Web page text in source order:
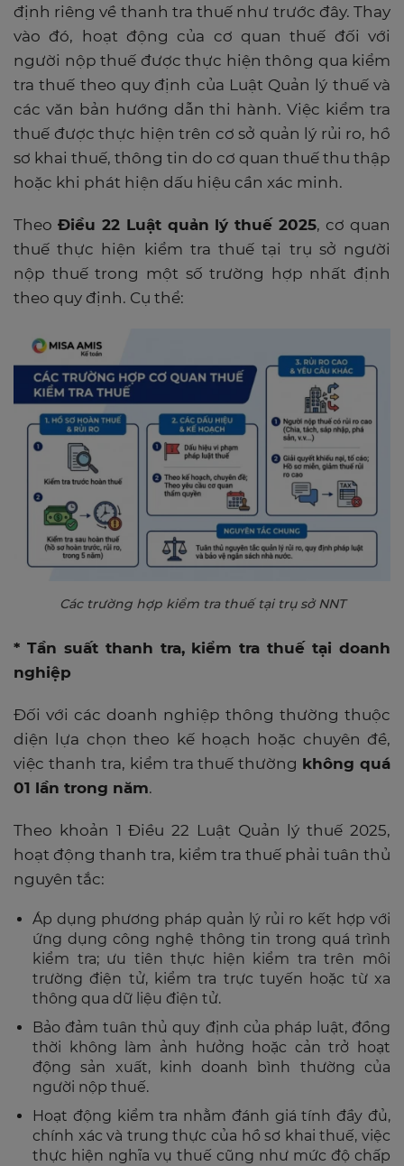
định riêng về thanh tra thuế như trước đây. Thay
vào đó, hoạt động của cơ quan thuế đối với
người nộp thuế được thực hiện thông qua kiểm
tra thuế theo quy định của Luật Quản lý thuế và
các văn bản hướng dẫn thi hành. Việc kiểm tra
thuế được thực hiện trên cơ sở quản lý rủi ro, hồ
sơ khai thuế, thông tin do cơ quan thuế thu thập
hoặc khi phát hiện dấu hiệu cần xác minh.
Theo Điều 22 Luật quản lý thuế 2025, cơ quan
thuế thực hiện kiểm tra thuế tại trụ sở người
nộp thuế trong một số trường hợp nhất định
theo quy định. Cụ thể:
Các trường hợp kiểm tra thuế tại trụ sở NNT
* Tần suất thanh tra, kiểm tra thuế tại doanh
nghiệp
Đối với các doanh nghiệp thông thường thuộc
diện lựa chọn theo kế hoạch hoặc chuyên đề,
việc thanh tra, kiểm tra thuế thường không quá
01 lần trong năm.
Theo khoản 1 Điều 22 Luật Quản lý thuế 2025,
hoạt động thanh tra, kiểm tra thuế phải tuân thủ
nguyên tắc:
Áp dụng phương pháp quản lý rủi ro kết hợp với
ứng dụng công nghệ thông tin trong quá trình
kiểm tra; ưu tiên thực hiện kiểm tra trên môi
trường điện tử, kiểm tra trực tuyến hoặc từ xa
thông qua dữ liệu điện tử.
Bảo đảm tuân thủ quy định của pháp luật, đồng
thời không làm ảnh hưởng hoặc cản trở hoạt
động sản xuất, kinh doanh bình thường của
người nộp thuế.
Hoạt động kiểm tra nhằm đánh giá tính đầy đủ,
chính xác và trung thực của hồ sơ khai thuế, việc
thực hiện nghĩa vụ thuế cũng như mức độ chấp